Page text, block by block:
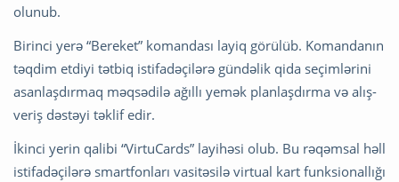
olunub.
Birinci yerə “Bereket” komandası layiq görülüb. Komandanın
təqdim etdiyi tətbiq istifadəçilərə gündəlik qida seçimlərini
asanlaşdırmaq məqsədilə ağıllı yemək planlaşdırma və alış-
veriş dəstəyi təklif edir.
İkinci yerin qalibi “VirtuCards” layihəsi olub. Bu rəqəmsal həll
istifadəçilərə smartfonları vasitəsilə virtual kart funksionallığı